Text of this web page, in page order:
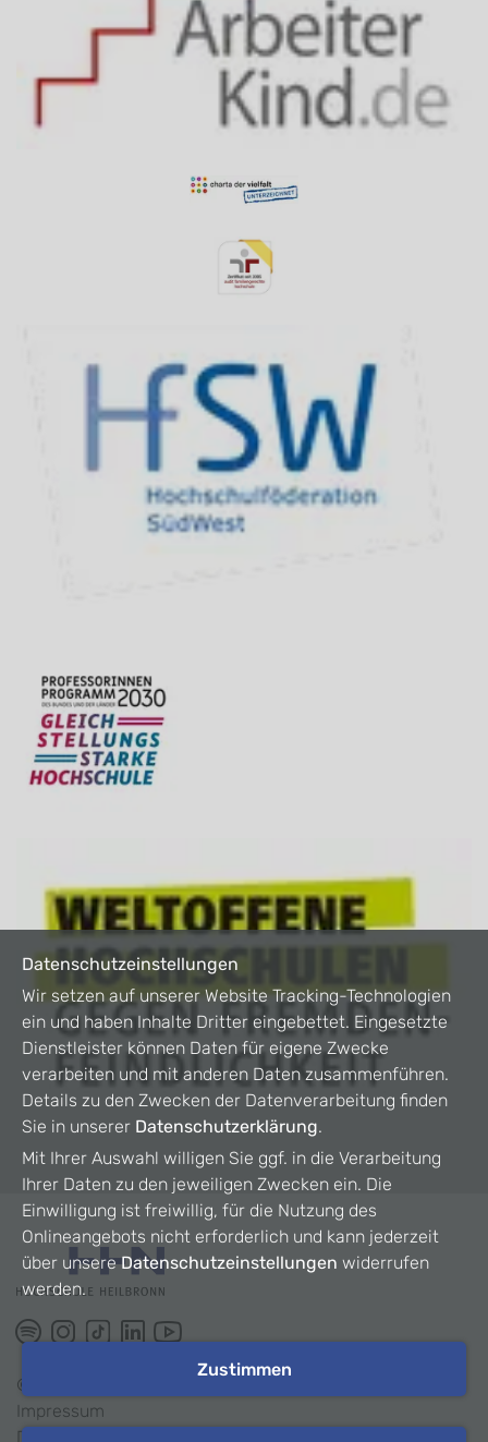
©
Impressum
Datenschutz
Datenschutzeinstellungen
Wir setzen auf unserer Website Tracking-Technologien
ein und haben Inhalte Dritter eingebettet. Eingesetzte
Dienstleister können Daten für eigene Zwecke
verarbeiten und mit anderen Daten zusammenführen.
Details zu den Zwecken der Datenverarbeitung finden
Sie in unserer Datenschutzerklärung.
Mit Ihrer Auswahl willigen Sie ggf. in die Verarbeitung
Ihrer Daten zu den jeweiligen Zwecken ein. Die
Einwilligung ist freiwillig, für die Nutzung des
Onlineangebots nicht erforderlich und kann jederzeit
über unsereDatenschutzeinstellungen widerrufen
werden.
Zustimmen